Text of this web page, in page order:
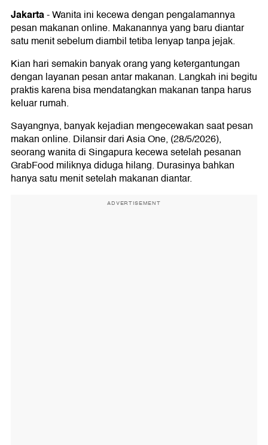
Jakarta-Wanita ini kecewa dengan pengalamannya
pesan makanan online. Makanannya yang baru diantar
satu menit sebelum diambil tetiba lenyap tanpa jejak.
Kian hari semakin banyak orang yang ketergantungan
dengan layanan pesan antar makanan. Langkah ini begitu
praktis karena bisa mendatangkan makanan tanpa harus
keluar rumah.
Sayangnya, banyak kejadian mengecewakan saat pesan
makan online. Dilansir dari Asia One, (28/5/2026),
seorang wanita di Singapura kecewa setelah pesanan
GrabFood miliknya diduga hilang. Durasinya bahkan
hanya satu menit setelah makanan diantar.
ADVERTISEMENT